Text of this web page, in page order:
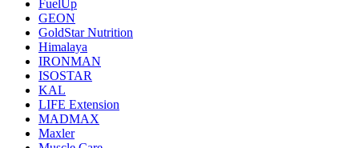
FuelUp
GEON
GoldStar Nutrition
Himalaya
IRONMAN
ISOSTAR
KAL
LIFE Extension
MADMAX
Maxler